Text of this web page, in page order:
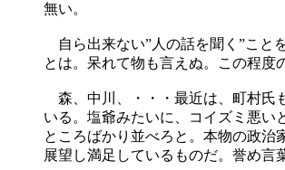
無い。
自ら出来ない”人の話を聞く”こと
とは。呆れて物も言えぬ。この程度
森、中川、・・・最近は、町村氏
いる。塩爺みたいに、コイズミ悪い
ところばかり並べろと。本物の政治
展望し満足しているものだ。誉め言